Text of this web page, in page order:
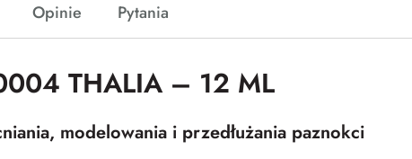
Opinie Pytania
THALIA – 12 ML
modelowania i przedłużania paznokci